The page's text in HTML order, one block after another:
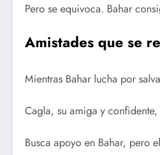
Pero se equivoca. Bahar
Amistades que se
Mientras Bahar lucha por
Cagla, su amiga y
Busca apoyo en Bahar, pero